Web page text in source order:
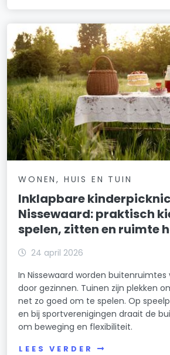
WONEN, HUIS EN TUIN
Inklapbare
Nissewaard: praktisch
spelen, zitten en ruimte
24 april 2026
In Nissewaard worden buitenruimtes
door gezinnen. Tuinen zijn plekken
net zo goed om te spelen. Op
en bij sportverenigingen draait de
om beweging en flexibiliteit.
LEES VERDER